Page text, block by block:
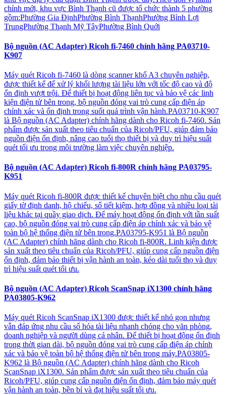
chính mới, khu vực Bình Thạnh cũ được tổ chức thành 5 phường
gồm:Phường Gia ĐịnhPhường Bình ThạnhPhường Bình Lợi
TrungPhường Thạnh Mỹ TâyPhường Bình Quới
Bộ nguồn (AC Adapter) Ricoh fi-7460 chính hãng PA03710-
K907
Máy quét Ricoh fi-7460 là dòng scanner khổ A3 chuyên nghiệp,
được thiết kế để xử lý khối lượng tài liệu lớn với tốc độ cao và độ
ổn định vượt trội. Để thiết bị hoạt động liên tục và bảo vệ các linh
kiện điện tử bên trong, bộ nguồn đóng vai trò cung cấp điện áp
chính xác và ổn định trong suốt quá trình vận hành.PA03710-K907
là Bộ nguồn (AC Adapter) chính hãng dành cho Ricoh fi-7460. Sản
phẩm được sản xuất theo tiêu chuẩn của Ricoh/PFU, giúp đảm bảo
nguồn điện ổn định, nâng cao tuổi thọ thiết bị và duy trì hiệu suất
quét tối ưu trong môi trường làm việc chuyên nghiệp.
Bộ nguồn (AC Adapter) Ricoh fi-800R chính hãng PA03795-
K951
Máy quét Ricoh fi-800R được thiết kế chuyên biệt cho nhu cầu quét
giấy tờ định danh, hộ chiếu, sổ tiết kiệm, hợp đồng và nhiều loại tài
liệu khác tại quầy giao dịch. Để máy hoạt động ổn định với tần suất
cao, bộ nguồn đóng vai trò cung cấp điện áp chính xác và bảo vệ
toàn bộ hệ thống điện tử bên trong.PA03795-K951 là Bộ nguồn
(AC Adapter) chính hãng dành cho Ricoh fi-800R. Linh kiện được
sản xuất theo tiêu chuẩn của Ricoh/PFU, giúp cung cấp nguồn điện
ổn định, đảm bảo thiết bị vận hành an toàn, kéo dài tuổi thọ và duy
trì hiệu suất quét tối ưu.
Bộ nguồn (AC Adapter) Ricoh ScanSnap iX1300 chính hãng
PA03805-K962
Máy quét Ricoh ScanSnap iX1300 được thiết kế nhỏ gọn nhưng
vẫn đáp ứng nhu cầu số hóa tài liệu nhanh chóng cho văn phòng,
doanh nghiệp và người dùng cá nhân. Để thiết bị hoạt động ổn định
trong thời gian dài, bộ nguồn đóng vai trò cung cấp điện áp chính
xác và bảo vệ toàn bộ hệ thống điện tử bên trong máy.PA03805-
K962 là Bộ nguồn (AC Adapter) chính hãng dành cho Ricoh
ScanSnap iX1300. Sản phẩm được sản xuất theo tiêu chuẩn của
Ricoh/PFU, giúp cung cấp nguồn điện ổn định, đảm bảo máy quét
vận hành an toàn, bền bỉ và đạt hiệu suất tối ưu.